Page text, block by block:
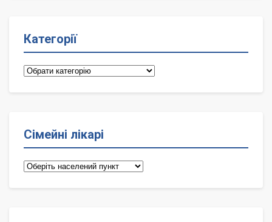
Категорії
Категорії
Сімейні лікарі
Сімейні